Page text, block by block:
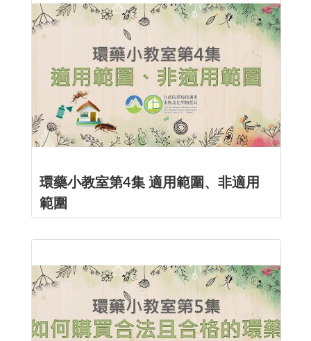
環藥小教室第4集 適用範圍、非適用
範圍